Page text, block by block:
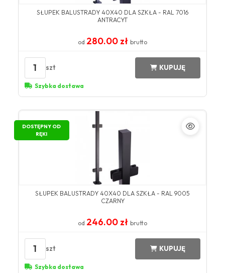
SŁUPEK BALUSTRADY 40X40 DLA SZKŁA - RAL 7016
ANTRACYT
od 280.00 zł brutto
1 szt KUPUJĘ
Szybka dostawa
DOSTĘPNY OD
RĘKI
SŁUPEK BALUSTRADY 40X40 DLA SZKŁA - RAL 9005
CZARNY
od 246.00 zł brutto
1 szt KUPUJĘ
Szybka dostawa